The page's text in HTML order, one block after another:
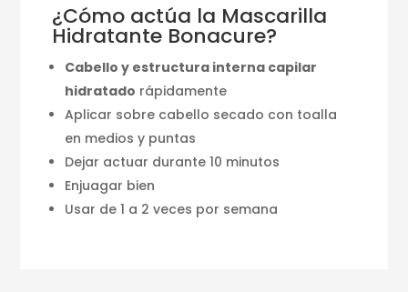
¿Cómo actúa la Mascarilla
Hidratante Bonacure?
Cabello y estructura interna capilar
hidratado rápidamente
Aplicar sobre cabello secado con toalla
en medios y puntas
Dejar actuar durante 10 minutos
Enjuagar bien
Usar de 1 a 2 veces por semana